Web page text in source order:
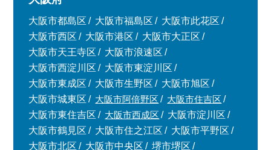
大阪市都島区 大阪市福島区
大阪市此花区
大阪市西区
大阪市港区
大阪市大正区
大阪市天王寺区
大阪市浪速区
大阪市西淀川区
大阪市東淀川区
大阪市東成区
大阪市生野区
大阪市旭区
大阪市城東区
大阪市阿倍野区
大阪市住吉区
大阪市東住吉区
大阪市西成区
大阪市淀川区
大阪市鶴見区
大阪市住之江区
大阪市平野区
大阪市北区
大阪市中央区 堺市堺区